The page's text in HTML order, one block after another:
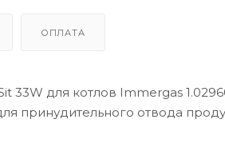
ОПЛАТА
33W для котлов Immergas
принудительного отвода